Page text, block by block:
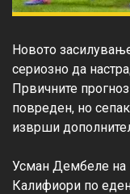
Новото
сериозно да
Првичните
повреден, но
изврши
Усман Дембеле на
Калифиори по